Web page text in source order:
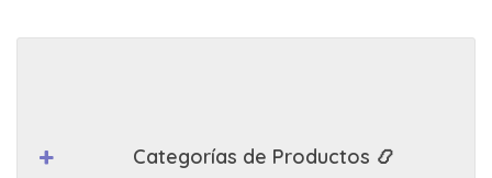
Categorías de Productos 📿